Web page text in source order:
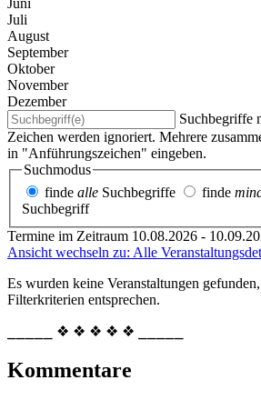
Juli
August
September
Oktober
November
Dezember
Suchbegriffe
Zeichen werden ignoriert. Mehrere
in "Anführungszeichen" eingeben.
Suchmodus
finde alle Suchbegriffe finde
Suchbegriff
Termine im Zeitraum 10.08.2026 -
Ansicht wechseln zu: Alle
Es wurden keine Veranstaltungen
Filterkriterien entsprechen.
⎯⎯⎯⎯⎯ ❖ ❖ ❖ ❖ ❖ ⎯⎯⎯⎯⎯
Kommentare